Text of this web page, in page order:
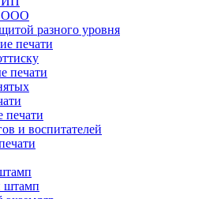
ООО
разного уровня
печати
печати
печати
и воспитателей
штамп